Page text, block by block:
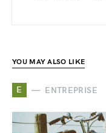
YOU MAY ALSO LIKE
E ENTREPRISE